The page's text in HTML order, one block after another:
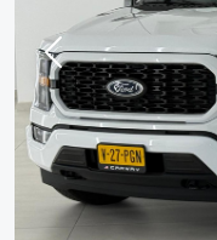
Previous